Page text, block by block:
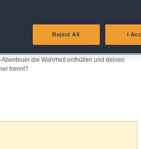
der Vorführung geschieht ein Mord. Ein
Dinge vor sich. Und warum benimmt sich
die Wahrheit enthüllen und deinen
trennt?
fraud, and fix errors
data sources
transmitted automatically
Reject All I